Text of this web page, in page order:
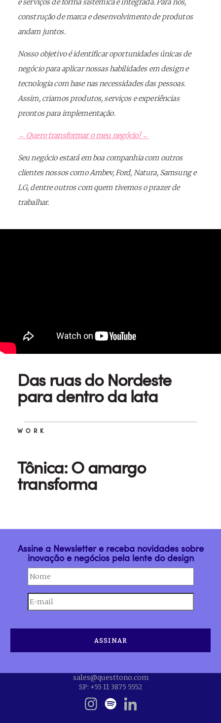
e serviços de forma sistêmica e integrada. Para nós,
construção de marca e desenvolvimento de produtos
andam juntos.
Nosso objetivo é identificar oportunidades únicas de
negócio para aplicar nossas habilidades em design e
tecnologia com base nas necessidades das pessoas.
Assim, criamos produtos, serviços e experiências
prontos para implementação.
→ Quero transformar o meu negócio! ←
Seu negócio estará em boa companhia com outros
clientes nossos como Ambev, Ford, Natura, Samsung e
LG, dentre outros com quem tivemos o prazer de
trabalhar.
WORK
Das ruas do Nordeste
para dentro da lata
WORK
Tônica: O amargo
transforma
Assine a Newsletter e receba novidades sobre
inovação e negócios pela lente do design
sales@questtono.com
SP: +55 11 3875 5552